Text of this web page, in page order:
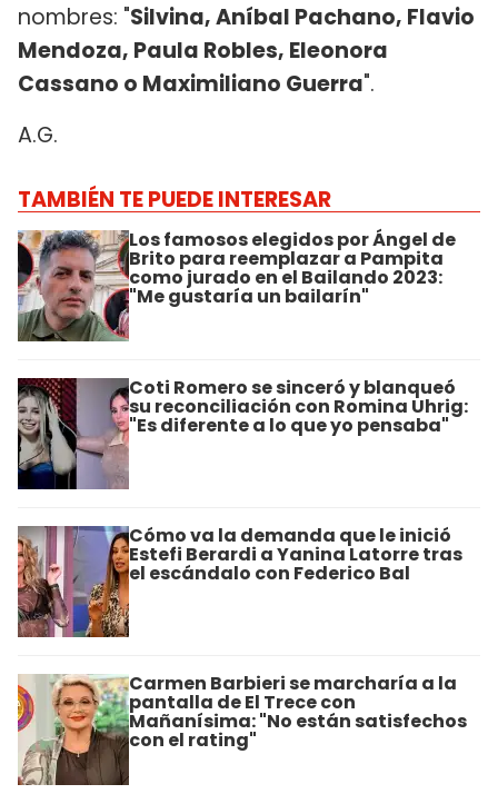
nombres: "Silvina, Aníbal Pachano, Flavio
Mendoza, Paula Robles, Eleonora
Cassano o Maximiliano Guerra".
A.G.
TAMBIÉN TE PUEDE INTERESAR
Los famosos elegidos por Ángel de
Brito para reemplazar a Pampita
como jurado en el Bailando 2023:
"Me gustaría un bailarín"
Coti Romero se sinceró y blanqueó
su reconciliación con Romina Uhrig:
"Es diferente a lo que yo pensaba"
Cómo va la demanda que le inició
Estefi Berardi a Yanina Latorre tras
el escándalo con Federico Bal
Carmen Barbieri se marcharía a la
pantalla de El Trece con
Mañanísima: "No están satisfechos
con el rating"